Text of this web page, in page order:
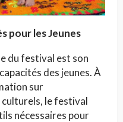
pour les Jeunes
du festival est son
des jeunes. À
sur
culturels, le festival
nécessaires pour